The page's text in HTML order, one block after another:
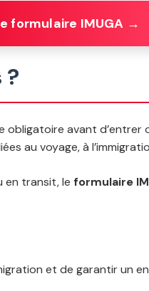
formulaire IMUGA →
?
avant d’entrer
au voyage, à
en transit, le formulaire
et de garantir un